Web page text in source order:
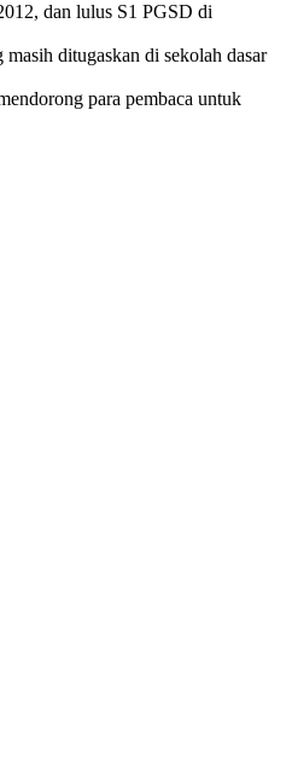
dan lulus S1 PGSD di
ditugaskan di sekolah dasar
para pembaca untuk